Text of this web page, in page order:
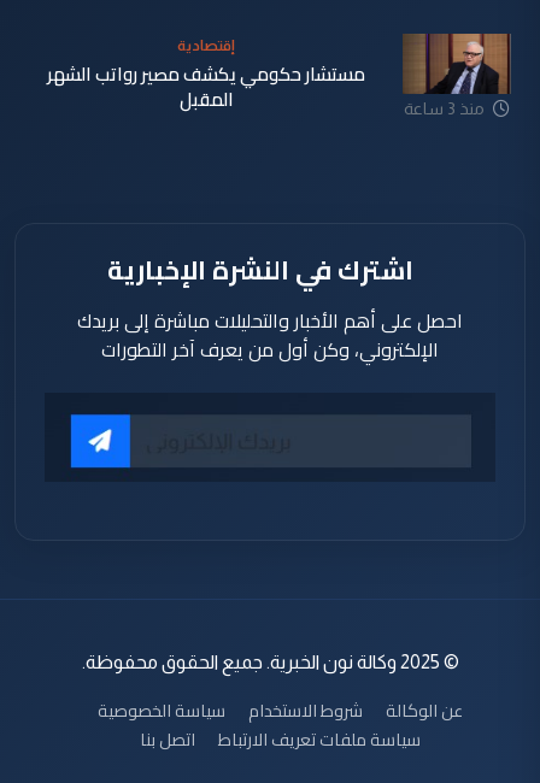
منذ 3 ساعة
إقتصادية
مستشار حكومي يكشف مصير رواتب الشهر
المقبل
اشترك في النشرة الإخبارية
احصل على أهم الأخبار والتحليلات مباشرة إلى بريدك
الإلكتروني، وكن أول من يعرف آخر التطورات
© 2025 وكالة نون الخبرية. جميع الحقوق محفوظة.
عن الوكالة شروط الاستخدام
سياسة الخصوصية
سياسة ملفات تعريف الارتباط
اتصل بنا